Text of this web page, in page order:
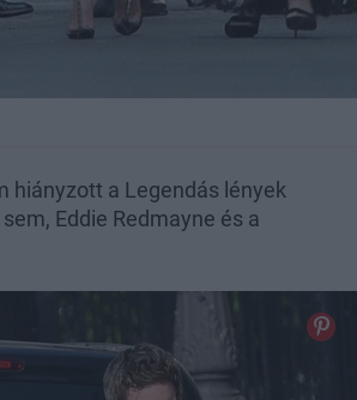
hiányzott a Legendás lények
Eddie Redmayne és a